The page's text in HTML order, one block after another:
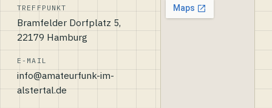
TREFFPUNKT
Bramfelder Dorfplatz 5,
22179 Hamburg
E-MAIL
info@amateurfunk-im-
alstertal.de